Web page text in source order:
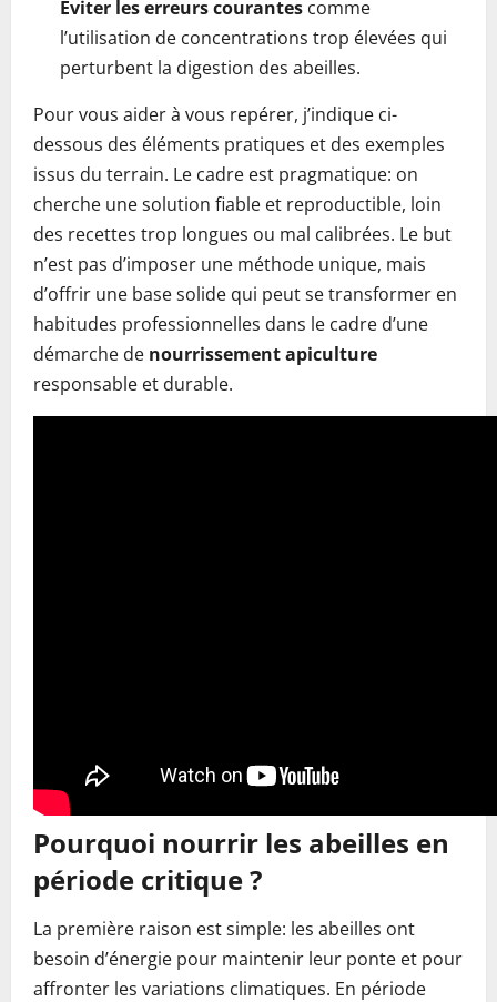
Éviter les erreurs courantes comme
l’utilisation de concentrations trop élevées qui
perturbent la digestion des abeilles.
Pour vous aider à vous repérer, j’indique ci-
dessous des éléments pratiques et des exemples
issus du terrain. Le cadre est pragmatique: on
cherche une solution fiable et reproductible, loin
des recettes trop longues ou mal calibrées. Le but
n’est pas d’imposer une méthode unique, mais
d’offrir une base solide qui peut se transformer en
habitudes professionnelles dans le cadre d’une
démarche de nourrissement apiculture
responsable et durable.
Pourquoi nourrir les abeilles en
période critique ?
La première raison est simple: les abeilles ont
besoin d’énergie pour maintenir leur ponte et pour
affronter les variations climatiques. En période